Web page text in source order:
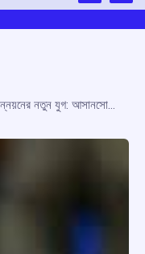
তৃণমূলের সময় শেষ, ৪ মে-র পর বাংলায় শুরু হবে উন্নয়নের নতুন যুগ: আসানসোলে প্রধানমন্ত্রী মোদি